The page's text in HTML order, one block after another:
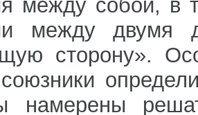
между собой,
между двумя
сторону».
намерены